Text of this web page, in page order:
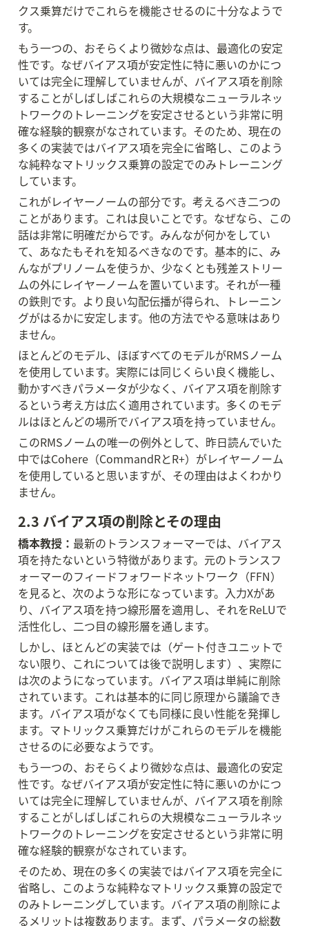
クス乗算だけでこれらを機能させるのに十分なようで
す。
もう一つの、おそらくより微妙な点は、最適化の安定
性です。なぜバイアス項が安定性に特に悪いのかにつ
いては完全に理解していませんが、バイアス項を削除
することがしばしばこれらの大規模なニューラルネッ
トワークのトレーニングを安定させるという非常に明
確な経験的観察がなされています。そのため、現在の
多くの実装ではバイアス項を完全に省略し、このよう
な純粋なマトリックス乗算の設定でのみトレーニング
しています。
これがレイヤーノームの部分です。考えるべき二つの
ことがあります。これは良いことです。なぜなら、この
話は非常に明確だからです。みんなが何かをしてい
て、あなたもそれを知るべきなのです。基本的に、み
んながプリノームを使うか、少なくとも残差ストリー
ムの外にレイヤーノームを置いています。それが一種
の鉄則です。より良い勾配伝播が得られ、トレーニン
グがはるかに安定します。他の方法でやる意味はあり
ません。
ほとんどのモデル、ほぼすべてのモデルがRMSノーム
を使用しています。実際には同じくらい良く機能し、
動かすべきパラメータが少なく、バイアス項を削除す
るという考え方は広く適用されています。多くのモデ
ルはほとんどの場所でバイアス項を持っていません。
このRMSノームの唯一の例外として、昨日読んでいた
中ではCohere（CommandRとR+）がレイヤーノーム
を使用していると思いますが、その理由はよくわかり
ません。
2.3 バイアス項の削除とその理由
橋本教授： 最新のトランスフォーマーでは、バイアス
項を持たないという特徴があります。元のトランスフ
ォーマーのフィードフォワードネットワーク（FFN）
を見ると、次のような形になっています。入力Xがあ
り、バイアス項を持つ線形層を適用し、それをReLUで
活性化し、二つ目の線形層を通します。
しかし、ほとんどの実装では（ゲート付きユニットで
ない限り、これについては後で説明します）、実際に
は次のようになっています。バイアス項は単純に削除
されています。これは基本的に同じ原理から議論でき
ます。バイアス項がなくても同様に良い性能を発揮し
ます。マトリックス乗算だけがこれらのモデルを機能
させるのに必要なようです。
もう一つの、おそらくより微妙な点は、最適化の安定
性です。なぜバイアス項が安定性に特に悪いのかにつ
いては完全に理解していませんが、バイアス項を削除
することがしばしばこれらの大規模なニューラルネッ
トワークのトレーニングを安定させるという非常に明
確な経験的観察がなされています。
そのため、現在の多くの実装ではバイアス項を完全に
省略し、このような純粋なマトリックス乗算の設定で
のみトレーニングしています。バイアス項の削除によ
るメリットは複数あります。まず、パラメータの総数